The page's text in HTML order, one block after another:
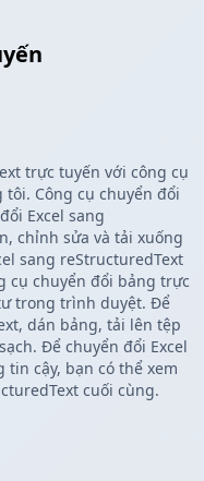
trực tuyến với công cụ
Công cụ chuyển đổi
Excel sang
chỉnh sửa và tải xuống
sang reStructuredText
cụ chuyển đổi bảng trực
trong trình duyệt. Để
dán bảng, tải lên tệp
Để chuyển đổi Excel
tin cậy, bạn có thể xem
cuối cùng.